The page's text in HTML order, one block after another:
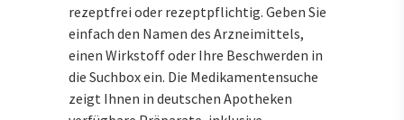
rezeptfrei oder rezeptpflichtig. Geben Sie
einfach den Namen des Arzneimittels,
einen Wirkstoff oder Ihre Beschwerden in
die Suchbox ein. Die Medikamentensuche
zeigt Ihnen in deutschen Apotheken